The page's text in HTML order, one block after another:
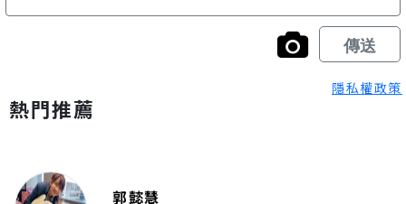
隱私權政策
熱門推薦
郭懿慧